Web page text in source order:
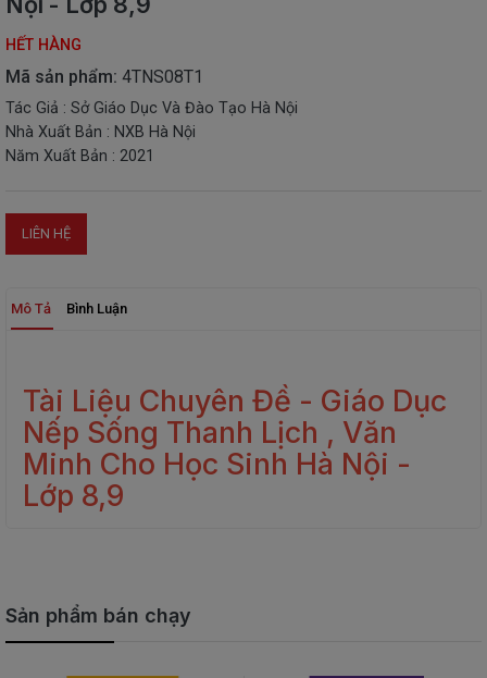
-
CHƠI
THIẾT
-
HẾT HÀNG
Mã sản phẩm: 4TNS08T1
Tác Giả : Sở Giáo Dục Và Đào Tạo Hà Nội
Nhà Xuất Bản : NXB Hà Nội
Năm Xuất Bản : 2021
LIÊN HỆ
Mô Tả Bình Luận
Tài Liệu Chuyên Đề - Giáo Dục
Nếp Sống Thanh Lịch , Văn
Minh Cho Học Sinh Hà Nội -
Lớp 8,9
Sản phẩm bán chạy